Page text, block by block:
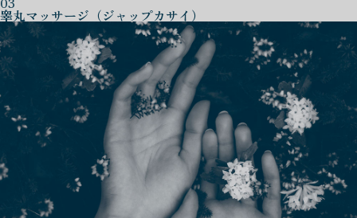
睾丸マッサージ（ジャップカサイ）